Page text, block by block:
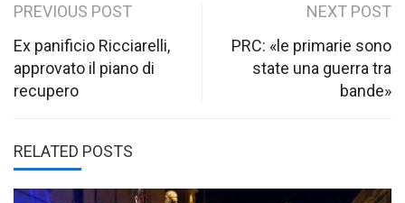
Post
navigation
PREVIOUS POST
Ex panificio Ricciarelli,
approvato il piano di
recupero
NEXT POST
PRC: «le primarie sono
state una guerra tra
bande»
RELATED POSTS